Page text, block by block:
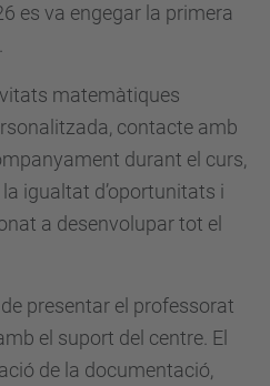
es va engegar la primera
matemàtiques
contacte amb
durant el curs,
igualtat d’oportunitats i
a desenvolupar tot el
presentar el professorat
el suport del centre. El
de la documentació,